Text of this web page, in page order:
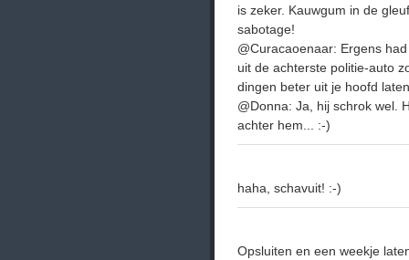
is zeker. Kauwgum in de
sabotage!
@Curacaoenaar: Ergens
uit de achterste politie-auto
dingen beter uit je hoofd
@Donna: Ja, hij schrok wel.
achter hem... :-)
haha, schavuit! :-)
Opsluiten en een weekje